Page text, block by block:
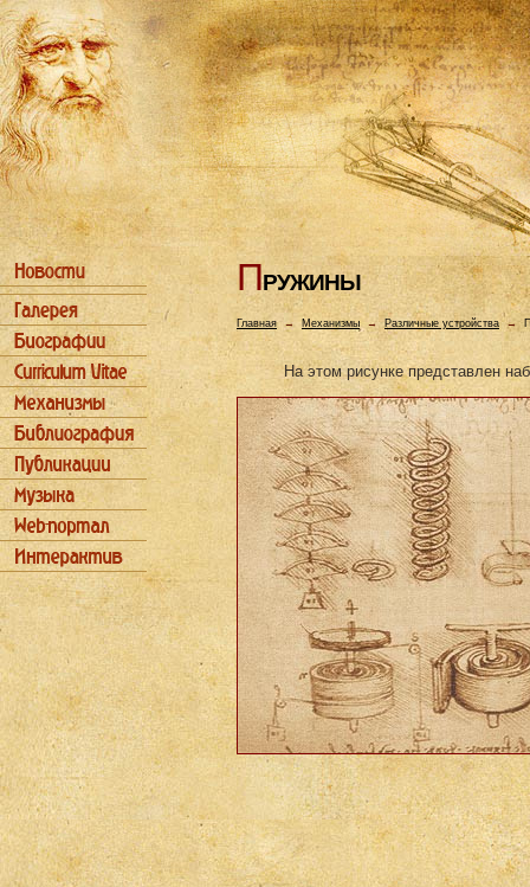
ПРУЖИHЫ
Главная→ Механизмы →Различные устройства →
На этом рисунке представлен